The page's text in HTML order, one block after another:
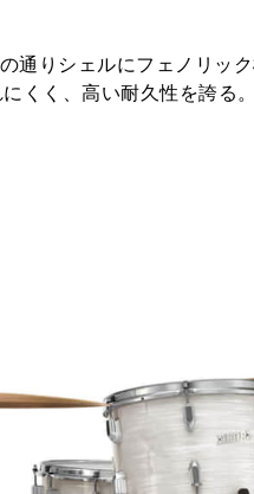
通りシェルにフェノリッ
くく、高い耐久性を誇る。